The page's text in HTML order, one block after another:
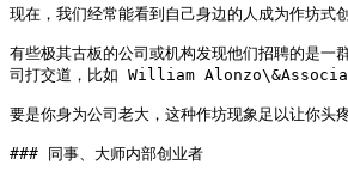
现在，我们经常能看到自己身边的人成为作坊式
有些极其古板的公司或机构发现他们招聘的是一
司打交道，比如 William
要是你身为公司老大，这种作坊现象足以让你头
### 同事、大师内部创业者